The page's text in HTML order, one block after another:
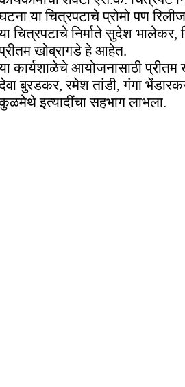
या चित्रपटाचे प्रोमो पण
चित्रपटाचे निर्माते सुदेश भालेकर,
खोब्रागडे हे आहेत.
कार्यशाळेचे आयोजनासाठी
बुरडकर, रमेश तांडी, गंगा
इत्यादींचा सहभाग लाभला.